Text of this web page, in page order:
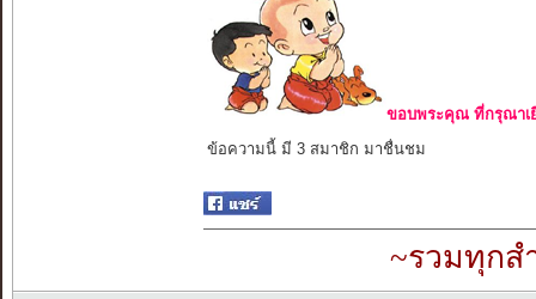
ขอบพระคุณ ที่กรุณาเ
ข้อความนี้ มี 3 สมาชิก มาชื่นชม
~รวมทุกส